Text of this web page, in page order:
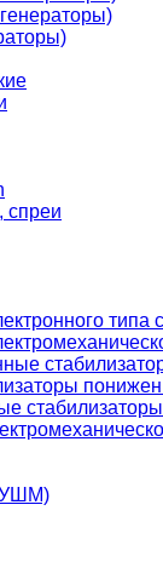
спреи
стабилизаторы